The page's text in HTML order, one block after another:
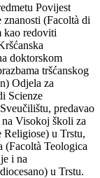
Povijest
znanosti (Facoltà di
kao redoviti
doktorskom
tršćanskog
Odjela za
Scienze
predavao
Visokoj školi za
Religiose) u Trstu,
(Facoltà Teologica
i na
u Trstu.